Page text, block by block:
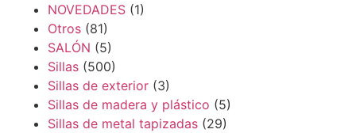
NOVEDADES (1)
Otros (81)
SALÓN (5)
Sillas (500)
Sillas de exterior (3)
Sillas de madera y plástico (5)
Sillas de metal tapizadas (29)